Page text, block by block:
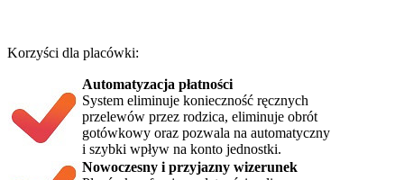
Korzyści dla placówki:
Automatyzacja płatności
System eliminuje konieczność ręcznych
przelewów przez rodzica, eliminuje obrót
gotówkowy oraz pozwala na automatyczny
i szybki wpływ na konto jednostki.
Nowoczesny i przyjazny wizerunek